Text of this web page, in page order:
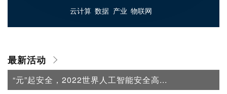
最新活动
“元”起安全，2022世界人工智能安全高...